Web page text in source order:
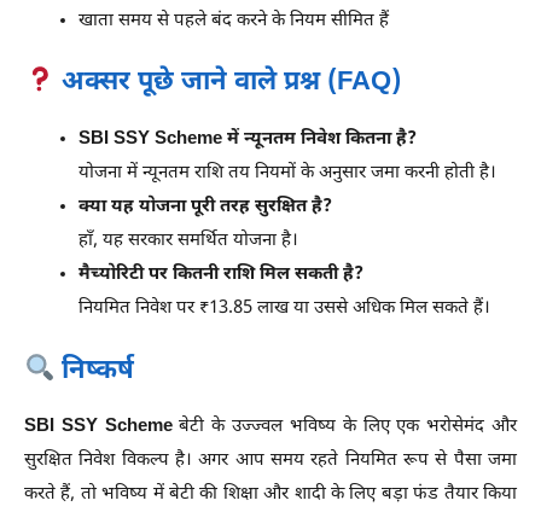
खाता समय से पहले बंद करने के नियम सीमित हैं
अक्सर पूछे जाने वाले प्रश्न (FAQ)
SBI SSY Scheme में न्यूनतम निवेश कितना है?
योजना में न्यूनतम राशि तय नियमों के अनुसार जमा करनी होती है।
क्या यह योजना पूरी तरह सुरक्षित है?
हाँ, यह सरकार समर्थित योजना है।
मैच्योरिटी पर कितनी राशि मिल सकती है?
नियमित निवेश पर ₹13.85 लाख या उससे अधिक मिल सकते हैं।
निष्कर्ष
SBI SSY Schemeबेटी के उज्ज्वल भविष्य के लिए एक भरोसेमंद और
सुरक्षित निवेश विकल्प है। अगर आप समय रहते नियमित रूप से पैसा जमा
करते हैं, तो भविष्य में बेटी की शिक्षा और शादी के लिए बड़ा फंड तैयार किया